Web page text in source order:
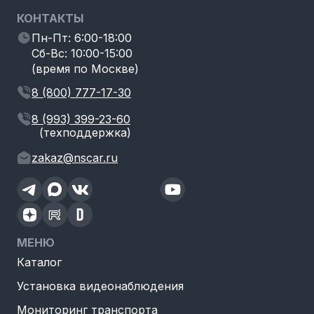
КОНТАКТЫ
Пн-Пт: 6:00-18:00
Сб-Вс: 10:00-15:00
(время по Москве)
8 (800) 777-17-30
8 (993) 399-23-60
(техподдержка)
zakaz@nscar.ru
МЕНЮ
Каталог
Установка видеонаблюдения
Мониторинг транспорта